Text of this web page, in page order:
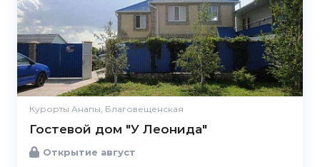
Курорты Анапы, Благовещенская
Гостевой дом "У Леонида"
Открытие август